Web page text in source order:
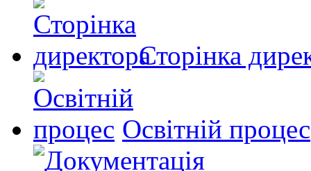
Сторінка
Освітній процес